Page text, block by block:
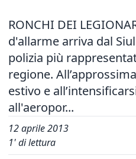
RONCHI DEI
d'allarme arriva dal
polizia più
regione.
estivo e
all'aeropor...
12 aprile 2013
1' di lettura